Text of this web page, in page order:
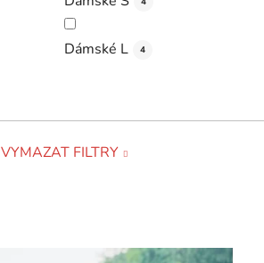
Dámské L 4
VYMAZAT FILTRY